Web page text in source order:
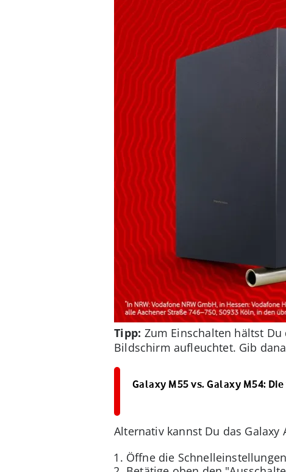
Tipp: Zum Einschalten hältst
Bildschirm aufleuchtet. Gib
Galaxy M55 vs. Galaxy M54:
Alternativ kannst Du das
Öffne die